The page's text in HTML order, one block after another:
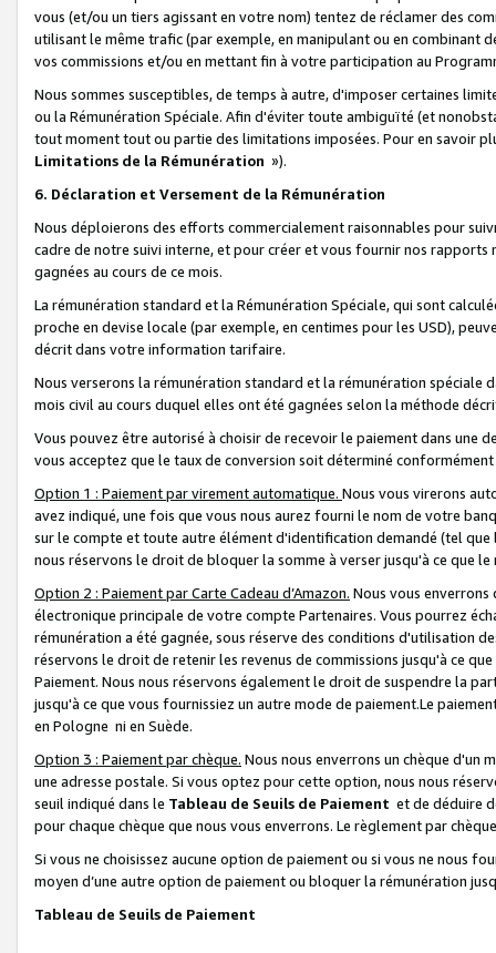
vous (et/ou un tiers agissant en votre nom) tentez de réclamer des
utilisant le même trafic (par exemple, en manipulant ou en combinant
vos commissions et/ou en mettant fin à votre participation au
Nous sommes susceptibles, de temps à autre, d'imposer certaines
ou la Rémunération Spéciale. Afin d'éviter toute ambiguïté (et
tout moment tout ou partie des limitations imposées. Pour en savoir
Limitations de la Rémunération »).
6. Déclaration et Versement de la Rémunération
Nous déploierons des efforts commercialement raisonnables pour
cadre de notre suivi interne, et pour créer et vous fournir nos
gagnées au cours de ce mois.
La rémunération standard et la Rémunération Spéciale, qui sont
proche en devise locale (par exemple, en centimes pour les USD),
décrit dans votre information tarifaire.
Nous verserons la rémunération standard et la rémunération spéciale
mois civil au cours duquel elles ont été gagnées selon la méthode
Vous pouvez être autorisé à choisir de recevoir le paiement dans une
vous acceptez que le taux de conversion soit déterminé
Option 1 : Paiement par virement automatique. Nous vous virerons
avez indiqué, une fois que vous nous aurez fourni le nom de votre
sur le compte et toute autre élément d'identification demandé (tel que
nous réservons le droit de bloquer la somme à verser jusqu'à ce que
Option 2 : Paiement par Carte Cadeau d’Amazon. Nous vous
électronique principale de votre compte Partenaires. Vous pourrez
rémunération a été gagnée, sous réserve des conditions d'utilisation
réservons le droit de retenir les revenus de commissions jusqu'à ce
Paiement. Nous nous réservons également le droit de suspendre la
jusqu'à ce que vous fournissiez un autre mode de paiement.Le
en Pologne ni en Suède.
Option 3 : Paiement par chèque. Nous nous enverrons un chèque d'un
une adresse postale. Si vous optez pour cette option, nous nous
seuil indiqué dans le Tableau de Seuils de Paiement et de déduire
pour chaque chèque que nous vous enverrons. Le règlement par
Si vous ne choisissez aucune option de paiement ou si vous ne nous
moyen d’une autre option de paiement ou bloquer la rémunération
Tableau de Seuils de Paiement